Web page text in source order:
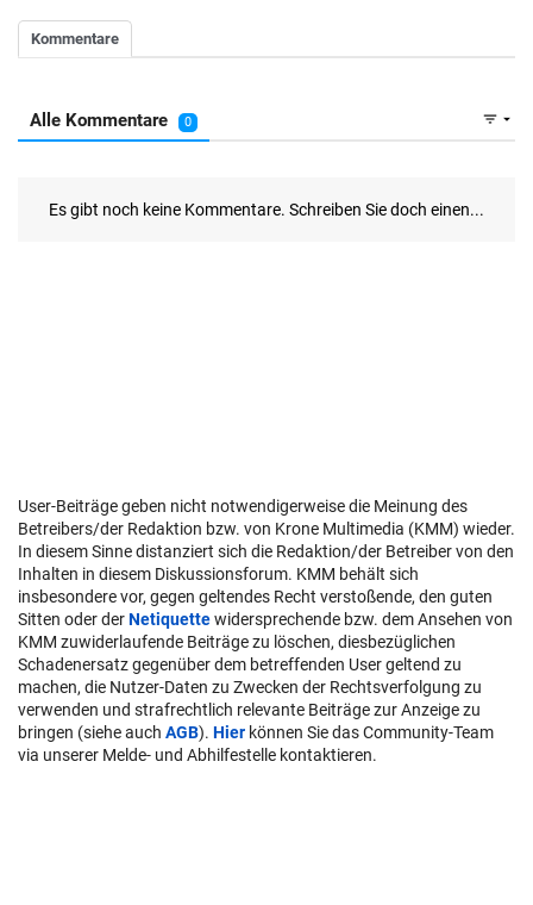
User-Beiträge geben nicht notwendigerweise die Meinung des
Betreibers/der Redaktion bzw. von Krone Multimedia (KMM) wieder.
In diesem Sinne distanziert sich die Redaktion/der Betreiber von den
Inhalten in diesem Diskussionsforum. KMM behält sich
insbesondere vor, gegen geltendes Recht verstoßende, den guten
Sitten oder derNetiquettewidersprechende bzw. dem Ansehen von
KMM zuwiderlaufende Beiträge zu löschen, diesbezüglichen
Schadenersatz gegenüber dem betreffenden User geltend zu
machen, die Nutzer-Daten zu Zwecken der Rechtsverfolgung zu
verwenden und strafrechtlich relevante Beiträge zur Anzeige zu
bringen (siehe auch AGB). Hier können Sie das Community-Team
via unserer Melde- und Abhilfestelle kontaktieren.